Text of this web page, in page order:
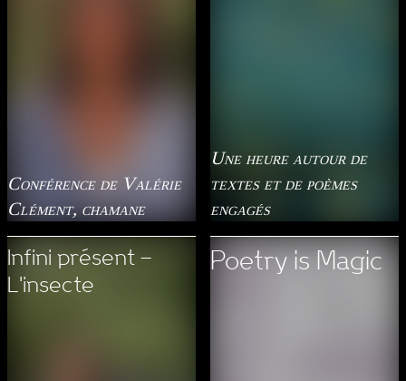
Conférence de Valérie
Clément, chamane
Infini présent –
L'insecte
Une heure autour de
textes et de poèmes
engagés
Poetry is Magic